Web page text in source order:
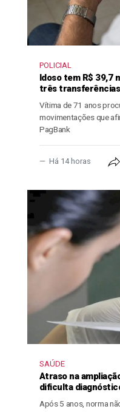
POLICIAL
Idoso tem R$ 39,7
três
Vítima de 71 anos
movimentações que
PagBank
Há 14 horas
SAÚDE
Atraso na
dificulta
Após 5 anos, norma